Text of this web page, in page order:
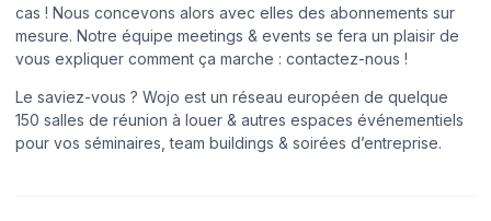
cas ! Nous concevons alors avec elles des abonnements sur
mesure. Notre équipe meetings & events se fera un plaisir de
vous expliquer comment ça marche : contactez-nous !
Le saviez-vous ? Wojo est un réseau européen de quelque
150 salles de réunion à louer & autres espaces événementiels
pour vos séminaires, team buildings & soirées d’entreprise.